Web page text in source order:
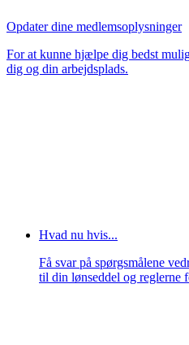
Opdater dine medlemsoplysninger
For at kunne hjælpe dig bedst
dig og din arbejdsplads.
Hvad nu hvis...
Få svar på spørgsmålene
til din lønseddel og reglerne